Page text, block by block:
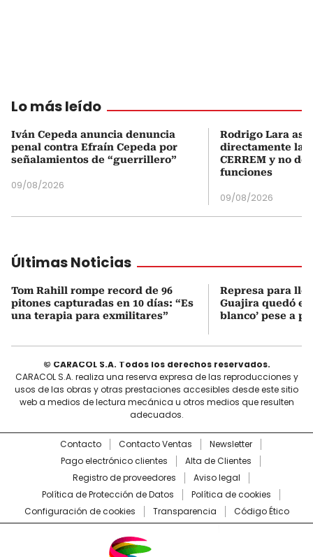
Lo más leído
Iván Cepeda anuncia denuncia
penal contra Efraín Cepeda por
señalamientos de “guerrillero”
09/08/2026
Rodrigo Lara
directamente la
CERREM y no
funciones
09/08/2026
Últimas Noticias
Tom Rahill rompe record de 96
pitones capturadas en 10 días: “Es
una terapia para exmilitares”
Represa para
Guajira quedó en
blanco’ pese a
© CARACOL S.A. Todos los derechos reservados.
CARACOL S.A. realiza una reserva expresa de las reproducciones y
usos de las obras y otras prestaciones accesibles desde este sitio
web a medios de lectura mecánica u otros medios que resulten
adecuados.
Contacto Contacto Ventas
Newsletter
Pago electrónico clientes
Alta de Clientes
Registro de proveedores
Aviso legal
Política de Protección de Datos
Política de cookies
Configuración de cookies
Transparencia Código Ético